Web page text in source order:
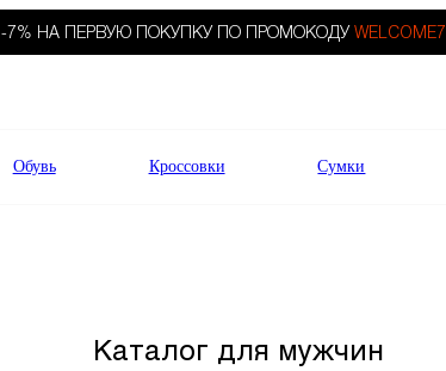
-7% НА ПЕРВУЮ ПОКУПКУ ПО ПРОМОКОДУ WELCOME7.
Обувь Кроссовки Сумки
Каталог для мужчин